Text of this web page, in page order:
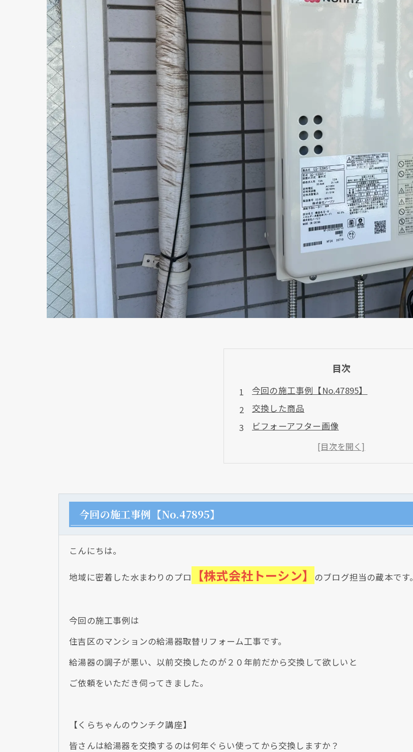
目次
今回の施工事例【No.47895】
交換した商品
ビフォーアフター画像
今回の施工事例【No.47895】
こんにちは。
地域に密着した水まわりのプロ 【株式会社トーシン】 のブログ担当の蔵本です。
今回の施工事例は
住吉区のマンションの給湯器取替リフォーム工事です。
給湯器の調子が悪い、以前交換したのが２０年前だから交換して欲しいと
ご依頼をいただき伺ってきました。
【くらちゃんのウンチク講座】
皆さんは給湯器を交換するのは何年ぐらい使ってから交換しますか？